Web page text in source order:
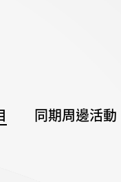
同期周邊活動